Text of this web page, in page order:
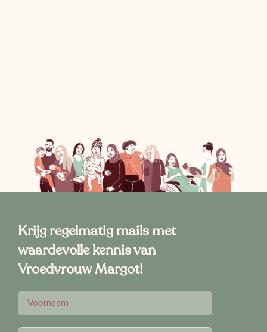
Krijg regelmatig mails met
waardevolle kennis van
Vroedvrouw Margot!